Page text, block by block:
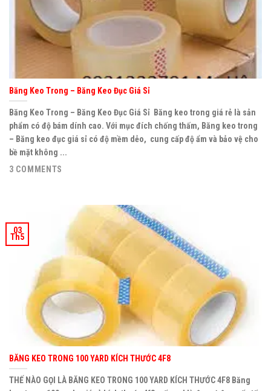
Băng Keo Trong – Băng Keo Đục Giá Sỉ
Băng Keo Trong – Băng Keo Đục Giá Sỉ Băng keo trong giá rẻ là sản
phẩm có độ bám dính cao. Với mục đích chống thấm, Băng keo trong
– Băng keo đục giá sỉ có độ mềm dẻo, cung cấp độ ẩm và bảo vệ cho
bề mặt không ...
3 COMMENTS
BĂNG KEO TRONG 100 YARD KÍCH THƯỚC 4F8
THẾ NÀO GỌI LÀ BĂNG KEO TRONG 100 YARD KÍCH THƯỚC 4F8 Băng
03
Th5